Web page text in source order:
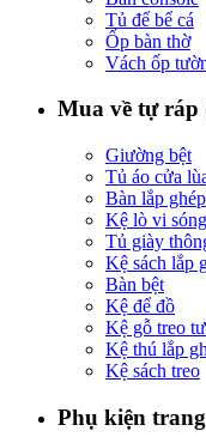
Tủ để bể cá
Ốp bàn thờ
Vách ốp
Mua về tự ráp
Giường bệt
Tủ áo cửa
Bàn lắp ghép
Kệ lò vi sóng
Tủ giày
Kệ sách lắp
Bàn bệt
Kệ để đồ
Kệ gỗ treo
Kệ thú lắp
Kệ sách treo
Phụ kiện